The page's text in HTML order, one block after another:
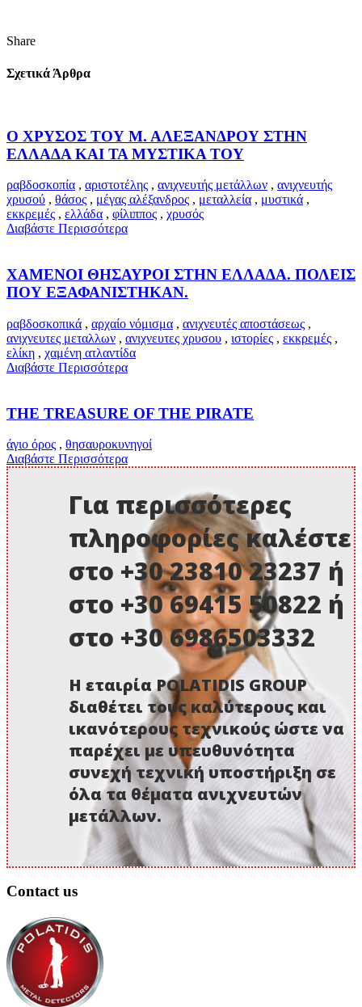
Share
Σχετικά Άρθρα
Ο ΧΡΥΣΟΣ ΤΟΥ Μ. ΑΛΕΞΑΝΔΡΟΥ ΣΤΗΝ
ΕΛΛΑΔΑ ΚΑΙ ΤΑ ΜΥΣΤΙΚΑ ΤΟΥ
ραβδοσκοπία , αριστοτέλης , ανιχνευτής μετάλλων , ανιχνευτής
χρυσού , θάσος , μέγας αλέξανδρος , μεταλλεία , μυστικά ,
εκκρεμές , ελλάδα , φίλιππος , χρυσός
Διαβάστε Περισσότερα
ΧΑΜΕΝΟΙ ΘΗΣΑΥΡΟΙ ΣΤΗΝ ΕΛΛΑΔΑ. ΠΟΛΕΙΣ
ΠΟΥ ΕΞΑΦΑΝΙΣΤΗΚΑΝ.
ραβδοσκοπικά , αρχαίο νόμισμα , ανιχνευτές αποστάσεως ,
ανιχνευτες μεταλλων , ανιχνευτες χρυσου , ιστορίες , εκκρεμές ,
ελίκη , χαμένη ατλαντίδα
Διαβάστε Περισσότερα
THE TREASURE OF THE PIRATE
άγιο όρος , θησαυροκυνηγοί
Διαβάστε Περισσότερα
Για περισσότερες
πληροφορίες καλέστε
στο +30 23810 23237 ή
στο +30 69415 50822 ή
στο +30 6986503332
Η εταιρία POLATIDIS GROUP
διαθέτει τους καλύτερους και
ικανότερους τεχνικούς ώστε να
παρέχει με υπευθυνότητα
συνεχή τεχνική υποστήριξη σε
όλα τα θέματα ανιχνευτών
μετάλλων.
Contact us